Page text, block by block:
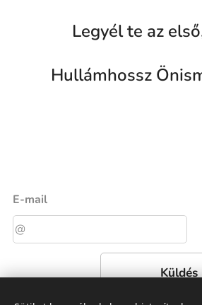
Legyél te az
Hullámhossz
E-mail
Küldés